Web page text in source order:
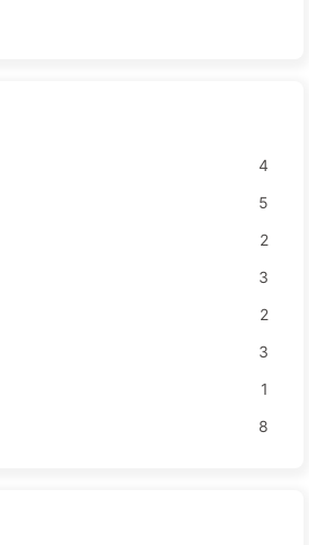
4
5
2
3
2
3
1
8